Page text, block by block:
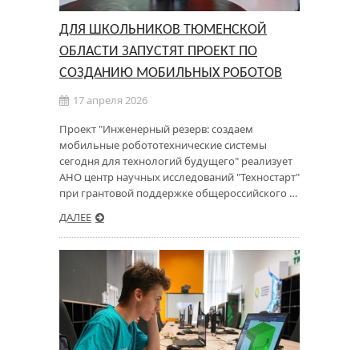
ДЛЯ ШКОЛЬНИКОВ ТЮМЕНСКОЙ
ОБЛАСТИ ЗАПУСТЯТ ПРОЕКТ ПО
СОЗДАНИЮ МОБИЛЬНЫХ РОБОТОВ
17 апреля 2026
Проект "Инженерный резерв: создаем
мобильные робототехнические системы
сегодня для технологий будущего" реализует
АНО центр научных исследований "Техностарт"
при грантовой поддержке общероссийского …
ДАЛЕЕ